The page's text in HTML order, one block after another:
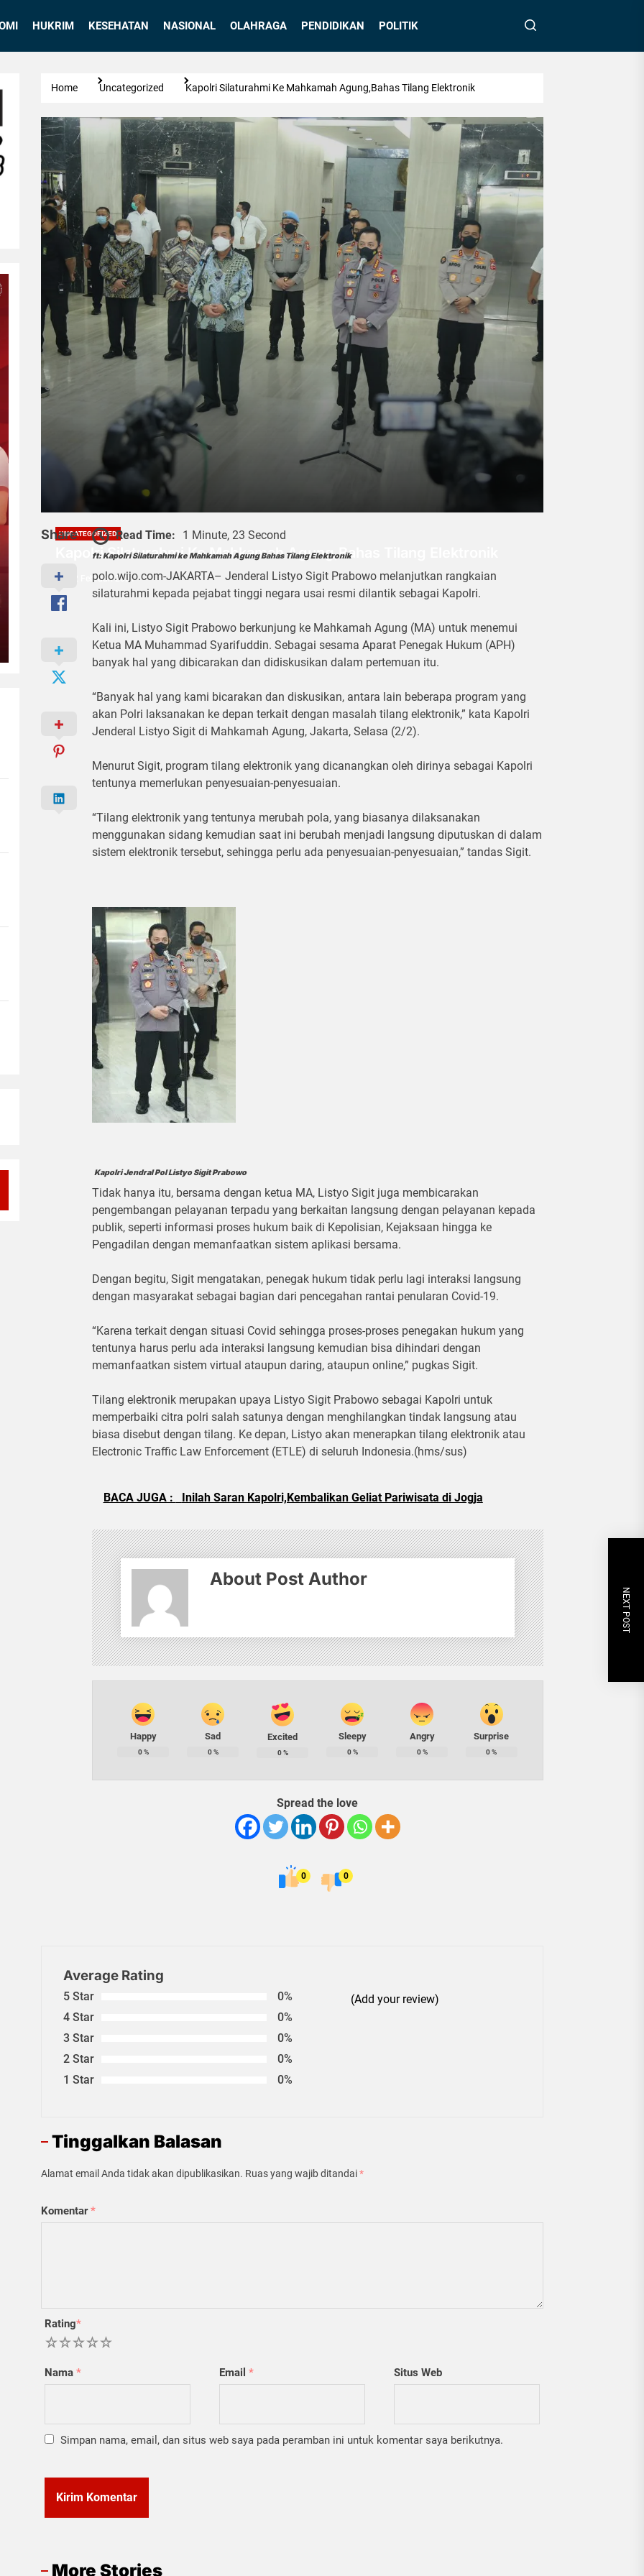
HUKRIM KESEHATAN NASIONAL OLAHRAGA PENDIDIKAN POLITIK
Home Uncategorized Kapolri Silaturahmi Ke Mahkamah Agung,Bahas Tilang Elektronik
UNCATEGORIZED
Kapolri Silaturahmi Ke Mahkamah Agung,Bahas Tilang Elektronik
2 Februari 2021
Share Read Time: 1 Minute, 23 Second
ft: Kapolri Silaturahmi ke Mahkamah Agung Bahas Tilang Elektronik
polo.wijo.com-JAKARTA– Jenderal Listyo Sigit Prabowo melanjutkan rangkaian
silaturahmi kepada pejabat tinggi negara usai resmi dilantik sebagai Kapolri.
Kali ini, Listyo Sigit Prabowo berkunjung ke Mahkamah Agung (MA) untuk menemui
Ketua MA Muhammad Syarifuddin. Sebagai sesama Aparat Penegak Hukum (APH)
banyak hal yang dibicarakan dan didiskusikan dalam pertemuan itu.
“Banyak hal yang kami bicarakan dan diskusikan, antara lain beberapa program yang
akan Polri laksanakan ke depan terkait dengan masalah tilang elektronik,” kata Kapolri
Jenderal Listyo Sigit di Mahkamah Agung, Jakarta, Selasa (2/2).
Menurut Sigit, program tilang elektronik yang dicanangkan oleh dirinya sebagai Kapolri
tentunya memerlukan penyesuaian-penyesuaian.
“Tilang elektronik yang tentunya merubah pola, yang biasanya dilaksanakan
menggunakan sidang kemudian saat ini berubah menjadi langsung diputuskan di dalam
sistem elektronik tersebut, sehingga perlu ada penyesuaian-penyesuaian,” tandas Sigit.
Kapolri Jendral Pol Listyo Sigit Prabowo
Tidak hanya itu, bersama dengan ketua MA, Listyo Sigit juga membicarakan
pengembangan pelayanan terpadu yang berkaitan langsung dengan pelayanan kepada
publik, seperti informasi proses hukum baik di Kepolisian, Kejaksaan hingga ke
Pengadilan dengan memanfaatkan sistem aplikasi bersama.
Dengan begitu, Sigit mengatakan, penegak hukum tidak perlu lagi interaksi langsung
dengan masyarakat sebagai bagian dari pencegahan rantai penularan Covid-19.
“Karena terkait dengan situasi Covid sehingga proses-proses penegakan hukum yang
tentunya harus perlu ada interaksi langsung kemudian bisa dihindari dengan
memanfaatkan sistem virtual ataupun daring, ataupun online,” pugkas Sigit.
Tilang elektronik merupakan upaya Listyo Sigit Prabowo sebagai Kapolri untuk
memperbaiki citra polri salah satunya dengan menghilangkan tindak langsung atau
biasa disebut dengan tilang. Ke depan, Listyo akan menerapkan tilang elektronik atau
Electronic Traffic Law Enforcement (ETLE) di seluruh Indonesia.(hms/sus)
BACA JUGA : Inilah Saran Kapolri,Kembalikan Geliat Pariwisata di Jogja
About Post Author
Happy
0%
Sad
0%
Excited
0%
Sleepy
0%
Angry
0%
Surprise
0%
Spread the love
0 0
Average Rating
5 Star
0%
4 Star
0%
3 Star
0%
2 Star
0%
1 Star
0%
(Add your review)
Tinggalkan Balasan
Alamat email Anda tidak akan dipublikasikan. Ruas yang wajib ditandai*
Komentar*
Rating*
5
4
3
2
Nama * Email * Situs Web
Simpan nama, email, dan situs web saya pada peramban ini untuk komentar saya berikutnya.
NEXT POST
More Stories